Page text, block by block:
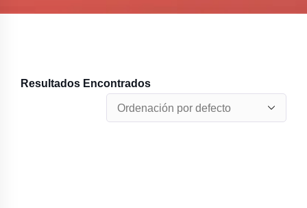
Resultados Encontrados